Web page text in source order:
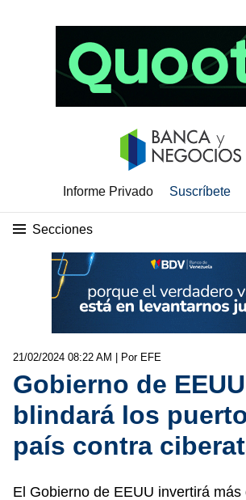
Informe Privado Suscríbete
Secciones
21/02/2024 08:22 AM | Por EFE
Gobierno de EEUU
blindará los
país contra
El Gobierno de EEUU invertirá más